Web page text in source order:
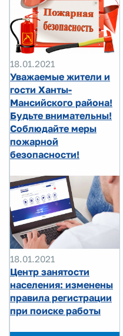
18.01.2021
Уважаемые жители и
гости Ханты-
Мансийского района!
Будьте внимательны!
Соблюдайте меры
пожарной
безопасности!
18.01.2021
Центр занятости
населения: изменены
правила регистрации
при поиске работы